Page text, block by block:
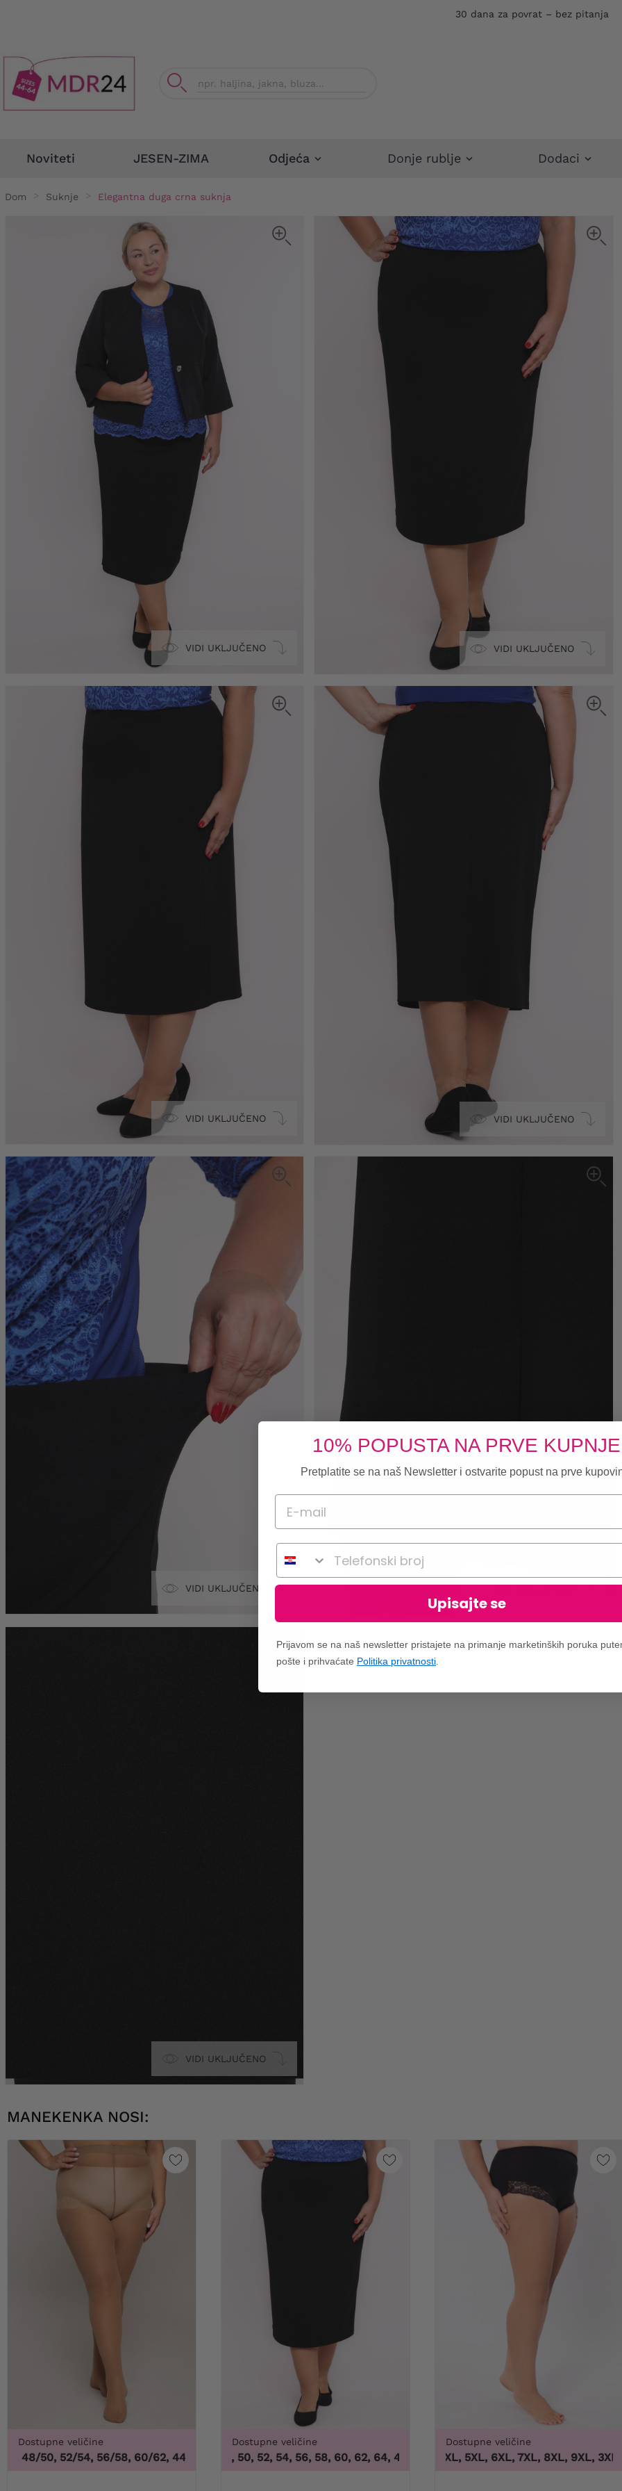
30 dana za povrat – bez pitanja
Noviteti JESEN-ZIMA Odjeća Donje rublje Dodaci
Dom Suknje Elegantna duga crna suknja
VIDI UKLJUČENO VIDI UKLJUČENO
VIDI UKLJUČENO VIDI UKLJUČENO
VIDI UKLJUČENO
VIDI UKLJUČENO
MANEKENKA NOSI:
Dostupne veličine
48/50, 52/54, 56/58, 60/62,44/46, 48/50, 52/54, 56/58, 60/62
Dostupne veličine
46, 48, 50, 52, 54, 56, 58, 60, 62, 64,46, 48, 50, 52, 54, 56, 58, 60, 62, 64
Dostupne veličine
3XL, 4XL, 5XL, 6XL, 7XL, 8XL, 9XL,3XL,
10% POPUSTA NA PRVE KUPNJE
Pretplatite se na naš Newsletter i ostvarite popust na prve
Telefonski broj
Upisajte se
Prijavom se na naš newsletter pristajete na primanje marketinških poruka
pošte i prihvaćate Politika privatnosti